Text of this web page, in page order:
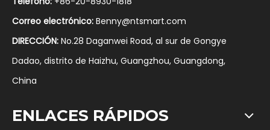
Correo electrónico: Benny@ntsmart.com
DIRECCIÓN: No.28 Daganwei Road, al sur de Gongye
Dadao, distrito de Haizhu, Guangzhou, Guangdong,
China
ENLACES RÁPIDOS